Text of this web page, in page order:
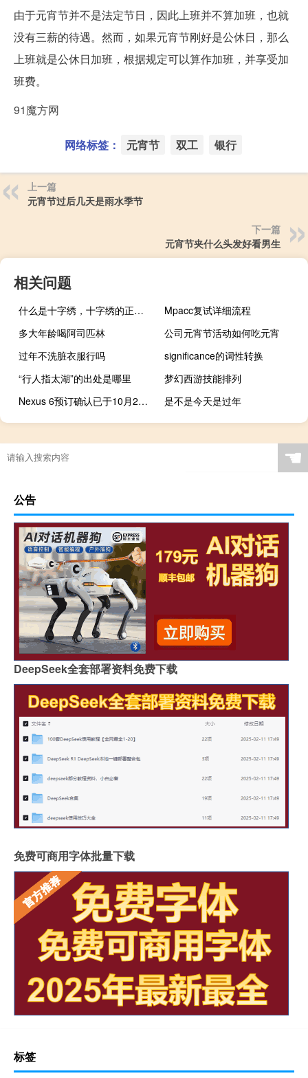
由于元宵节并不是法定节日，因此上班并不算加班，也就
没有三薪的待遇。然而，如果元宵节刚好是公休日，那么
上班就是公休日加班，根据规定可以算作加班，并享受加
班费。
91魔方网
网络标签： 元宵节 双工 银行
上一篇
元宵节过后几天是雨水季节
下一篇
元宵节夹什么头发好看男生
相关问题
什么是十字绣，十字绣的正确绣法是怎样绣的？
Mpacc复试详细流程
多大年龄喝阿司匹林
公司元宵节活动如何吃元宵
过年不洗脏衣服行吗
significance的词性转换
“行人指太湖”的出处是哪里
梦幻西游技能排列
Nexus 6预订确认已于10月29日开始
是不是今天是过年
冬天用尿不湿还是拉拉裤
☚
公告
DeepSeek全套部署资料免费下载
免费可商用字体批量下载
标签